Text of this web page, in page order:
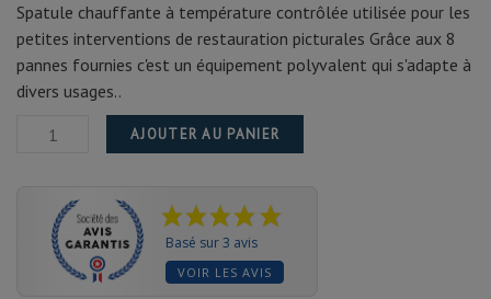
Spatule chauffante à température contrôlée utilisée pour les
petites interventions de restauration picturales Grâce aux 8
pannes fournies c'est un équipement polyvalent qui s'adapte à
divers usages..
AJOUTER AU PANIER
Basé sur 3 avis
VOIR LES AVIS